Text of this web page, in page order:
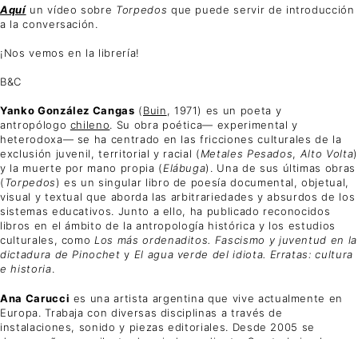
Aquí un vídeo sobre Torpedos que puede servir de introducción
a la conversación.
¡Nos vemos en la librería!
B&C
Yanko González Cangas (Buin, 1971) es un poeta y
antropólogo chileno. Su obra poética— experimental y
heterodoxa— se ha centrado en las fricciones culturales de la
exclusión juvenil, territorial y racial (Metales Pesados, Alto Volta)
y la muerte por mano propia (Elábuga). Una de sus últimas obras
(Torpedos) es un singular libro de poesía documental, objetual,
visual y textual que aborda las arbitrariedades y absurdos de los
sistemas educativos. Junto a ello, ha publicado reconocidos
libros en el ámbito de la antropología histórica y los estudios
culturales, comoLos más ordenaditos. Fascismo y juventud en la
dictadura de Pinochet y El agua verde del idiota. Erratas: cultura
e historia.
Ana Carucci es una artista argentina que vive actualmente en
Europa. Trabaja con diversas disciplinas a través de
instalaciones, sonido y piezas editoriales. Desde 2005 se